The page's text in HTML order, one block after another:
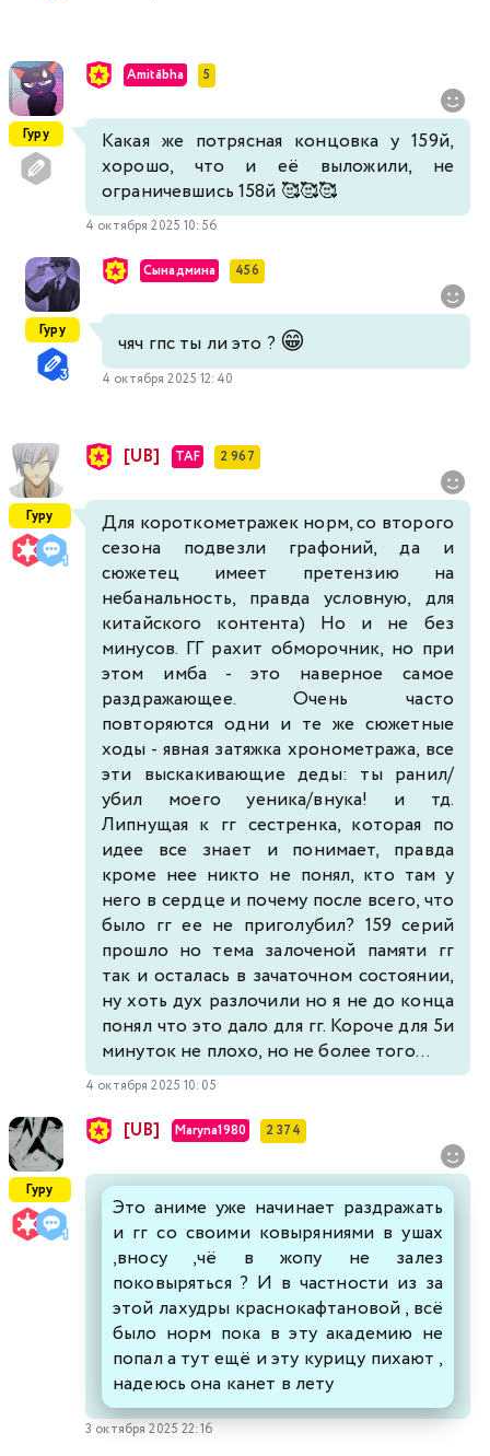
Гуру
Amitābha 5
Какая же потрясная концовка у 159й,
хорошо, что и её выложили, не
ограничевшись 158й 🥰🥰🥰
4 октября 2025 10:56
Гуру
Сынадмина 456
чяч гпс ты ли это ? 😁
4 октября 2025 12:40
Гуру
[UB] TAF 2 967
Для короткометражек норм, со второго
сезона подвезли графоний, да и
сюжетец имеет претензию на
небанальность, правда условную, для
китайского контента) Но и не без
минусов. ГГ рахит обморочник, но при
этом имба - это наверное самое
раздражающее. Очень часто
повторяются одни и те же сюжетные
ходы - явная затяжка хронометража, все
эти выскакивающие деды: ты ранил/
убил моего уеника/внука! и тд.
Липнущая к гг сестренка, которая по
идее все знает и понимает, правда
кроме нее никто не понял, кто там у
него в сердце и почему после всего, что
было гг ее не приголубил? 159 серий
прошло но тема залоченой памяти гг
так и осталась в зачаточном состоянии,
ну хоть дух разлочили но я не до конца
понял что это дало для гг. Короче для 5и
минуток не плохо, но не более того...
4 октября 2025 10:05
Гуру
[UB] Maryna1980 2 374
Это аниме уже начинает раздражать
и гг со своими ковыряниями в ушах
,вносу ,чё в жопу не залез
поковыряться ? И в частности из за
этой лахудры краснокафтановой , всё
было норм пока в эту академию не
попал а тут ещё и эту курицу пихают ,
надеюсь она канет в лету
3 октября 2025 22:16